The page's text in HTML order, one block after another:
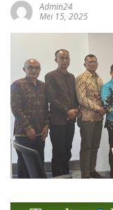
Admin24
Mei 15, 2025